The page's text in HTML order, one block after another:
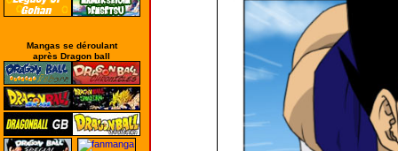
Mangas se déroulant
après Dragon ball